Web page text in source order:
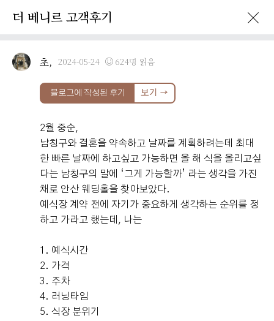
더 베니르 고객후기
초, 2024-05-24 624명 읽음
블로그에 작성된 후기 보기 →
2월 중순,
남칭구와 결혼을 약속하고 날짜를 계획하려는데 최대
한 빠른 날짜에 하고싶고 가능하면 올 해 식을 올리고싶
다는 남칭구의 말에 ‘그게 가능할까’ 라는 생각을 가진
채로 안산 웨딩홀을 찾아보았다.
예식장 계약 전에 자기가 중요하게 생각하는 순위를 정
하고 가라고 했는데, 나는​
1. 예식시간
2. 가격
3. 주차
4. 러닝타임
5. 식장 분위기